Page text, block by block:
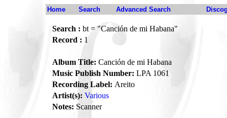
Home Search Advanced Search
Search : bt = "Canción de mi Habana"
Record : 1
Album Title: Canción de mi Habana
Music Publish Number: LPA 1061
Recording Label: Areito
Artist(s): Various
Notes: Scanner